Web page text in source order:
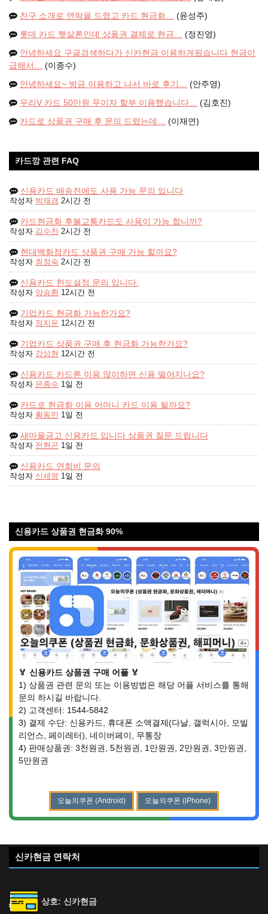
친구 소개로 연락을 드렸고 카드 현금화… (윤성주)
롯데 카드 햇살론인데 상품권 결제로 현금… (정진영)
안녕하세요 구글검색하다가 신카현금 이용하게됬습니다 현금이
급해서… (이종수)
안녕하세요~ 방금 이용하고 나서 바로 후기… (안주영)
우리V 카드 50만원 무이자 할부 이용했습니다… (김호진)
카드로 상품권 구매 후 문의 드렸는데… (이재연)
카드깡 관련 FAQ
신용카드 배송전에도 사용 가능 문의 입니다
작성자 박재경 2시간 전
카드현금화 후불교통카드도 사용이 가능 합니까?
작성자 김수찬 2시간 전
현대백화점카드 상품권 구매 가능 할까요?
작성자 최정숙 2시간 전
신용카드 한도설정 문의 입니다.
작성자 양승환 12시간 전
기업카드 현금화 가능한가요?
작성자 정지운 12시간 전
기업카드 상품권 구매 후 현금화 가능한가요?
작성자 강상현 12시간 전
신용카드 카드론 이용 많이하면 신용 떨어지나요?
작성자 은종수 1일 전
카드로 현금화 이용 어머니 카드 이용 될까요?
작성자 황동민 1일 전
새마을금고 신용카드 입니다 상품권 질문 드립니다
작성자 전현곤 1일 전
신용카드 연회비 문의
작성자 신세영 1일 전
신용카드 상품권 현금화 90%
🏅 신용카드 상품권 구매 어플 🏅
1) 상품권 관련 문의 또는 이용방법은 해당 어플 서비스를 통해
문의 하시길 바랍니다.
2) 고객센터: 1544-5842
3) 결제 수단: 신용카드, 휴대폰 소액결제(다날, 갤럭시아, 모빌
리언스, 페이레터), 네이버페이, 무통장
4) 판매상품권: 3천원권, 5천원권, 1만원권, 2만원권, 3만원권,
5만원권
오늘의쿠폰 (Android) 오늘의쿠폰 (iPhone)
신카현금 연락처
상호: 신카현금